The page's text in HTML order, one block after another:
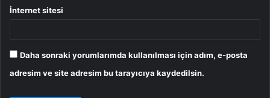
İnternet sitesi
Daha sonraki yorumlarımda kullanılması için adım, e-posta
adresim ve site adresim bu tarayıcıya kaydedilsin.